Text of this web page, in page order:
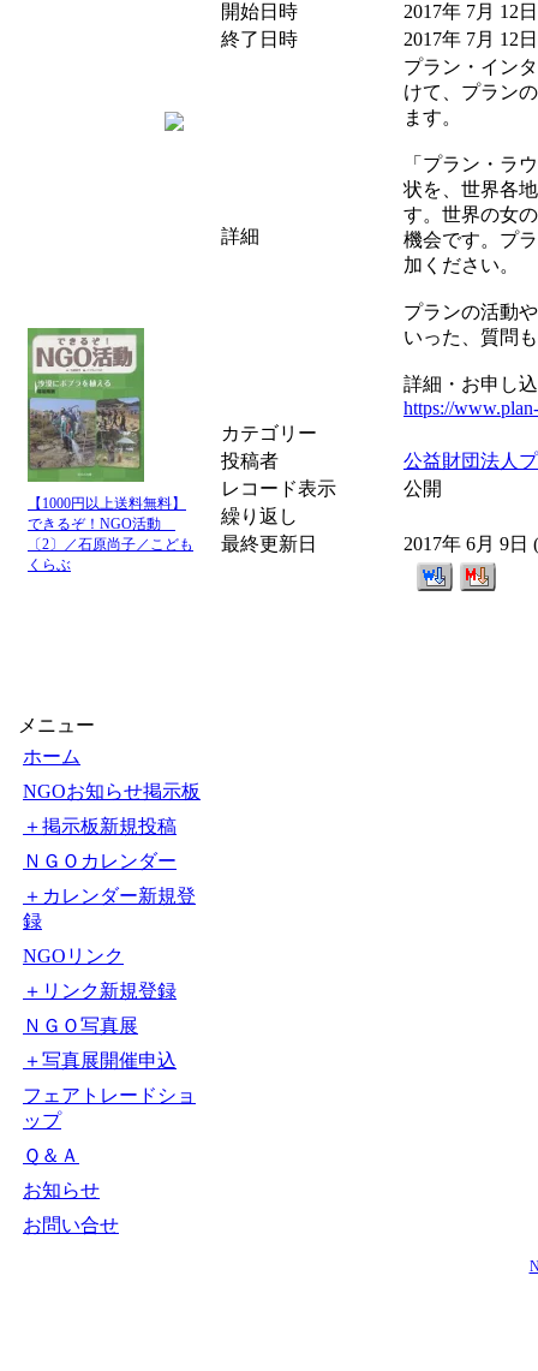
【1000円以上送料無料】
できるぞ！NGO活動
〔2〕／石原尚子／こども
くらぶ
メニュー
ホーム
NGOお知らせ掲示板
＋掲示板新規投稿
ＮＧＯカレンダー
＋カレンダー新規登
録
NGOリンク
＋リンク新規登録
ＮＧＯ写真展
＋写真展開催申込
フェアトレードショ
ップ
Ｑ＆Ａ
お知らせ
お問い合せ
開始日時
2017年 7月 12
終了日時
2017年 7月 12
詳細
プラン・イン
けて、プラン
ます。
「プラン・ラ
状を、世界各
す。世界の女
機会です。プ
加ください。
プランの活動
いった、質問
詳細・お申し
https://
カテゴリー
投稿者
公益財団法人
レコード表示
公開
繰り返し
最終更新日
2017年 6月 9日